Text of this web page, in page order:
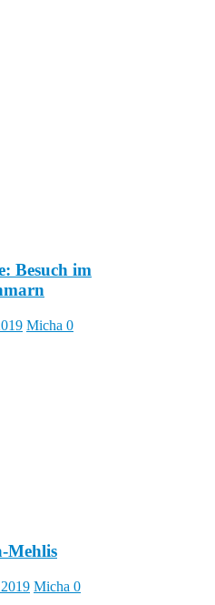
Besuch im
Micha 0
Mehlis
Micha 0